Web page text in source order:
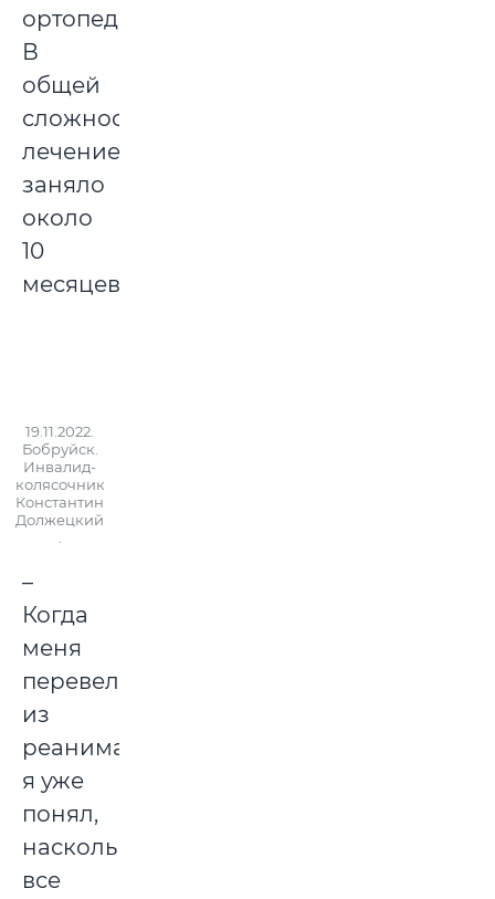
ортопедии.
В
общей
сложности,
лечение
заняло
около
10
месяцев.
19.11.2022.
Бобруйск.
Инвалид-
колясочник
Константин
Должецкий
–
Когда
меня
перевели
из
реанимации,
я уже
понял,
насколько
все